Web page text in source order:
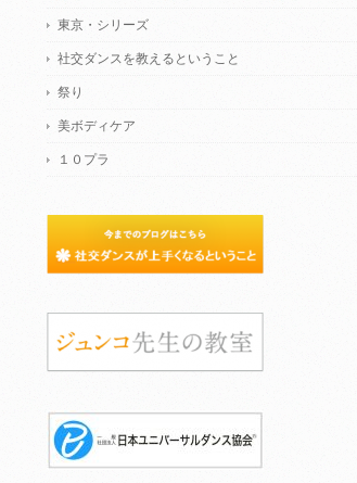
東京・シリーズ
社交ダンスを教えるということ
祭り
美ボディケア
１０プラ